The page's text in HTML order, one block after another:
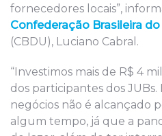
fornecedores locais”,
Confederação Brasileira
(CBDU), Luciano Cabral.
“Investimos mais de R$ 4
dos participantes dos JUBs.
negócios não é alcançado
algum tempo, já que a